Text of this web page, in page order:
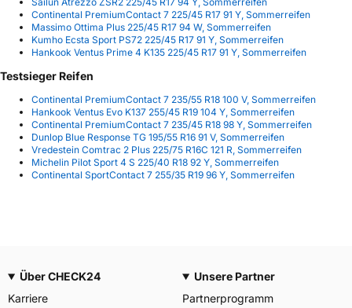
Continental PremiumContact 7 225/45 R17 91 Y, Sommerreifen
Massimo Ottima Plus 225/45 R17 94 W, Sommerreifen
Kumho Ecsta Sport PS72 225/45 R17 91 Y, Sommerreifen
Hankook Ventus Prime 4 K135 225/45 R17 91 Y, Sommerreifen
Testsieger Reifen
Continental PremiumContact 7 235/55 R18 100 V, Sommerreifen
Hankook Ventus Evo K137 255/45 R19 104 Y, Sommerreifen
Continental PremiumContact 7 235/45 R18 98 Y, Sommerreifen
Dunlop Blue Response TG 195/55 R16 91 V, Sommerreifen
Vredestein Comtrac 2 Plus 225/75 R16C 121 R, Sommerreifen
Michelin Pilot Sport 4 S 225/40 R18 92 Y, Sommerreifen
Continental SportContact 7 255/35 R19 96 Y, Sommerreifen
Über CHECK24
Karriere
Unsere Partner
Partnerprogramm